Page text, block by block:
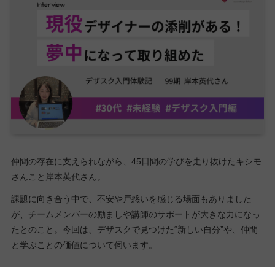
仲間の存在に支えられながら、45日間の学びを走り抜けたキシモ
さんこと岸本英代さん。
課題に向き合う中で、不安や戸惑いを感じる場面もありました
が、チームメンバーの励ましや講師のサポートが大きな力になっ
たとのこと。今回は、デザスクで見つけた“新しい自分”や、仲間
と学ぶことの価値について伺います。